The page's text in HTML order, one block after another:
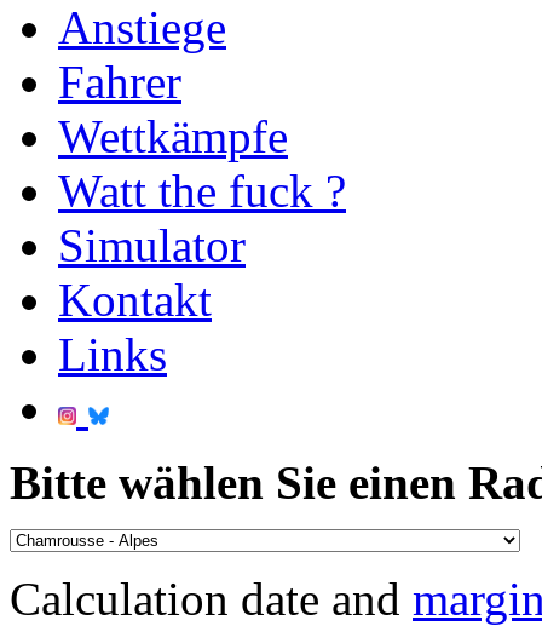
Anstiege
Fahrer
Wettkämpfe
Watt the fuck ?
Simulator
Kontakt
Links
Bitte wählen Sie einen
Calculation date and